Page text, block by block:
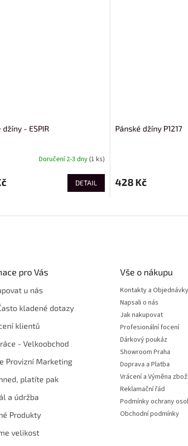
džíny - ESPIR
Doručení 2-3 dny(1 ks)
DETAIL
Pánské džíny P1217
428 Kč
pro Vás
u nás
kladené dotazy
klientů
- Velkoobchod
Provizní Marketing
platíte pak
a údržba
Produkty
velikost
Vše o nákupu
Kontakty a Objednávky
Napsali o nás
Jak nakupovat
Profesionální focení
Dárkový poukáz
Showroom Praha
Doprava a Platba
Vrácení a Výměna
Reklamační řád
Podmínky ochrany
Obchodní podmínky